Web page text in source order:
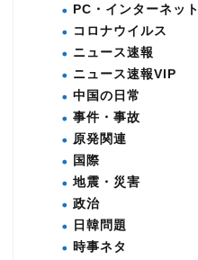
PC・インターネット
コロナウイルス
ニュース速報
ニュース速報VIP
中国の日常
事件・事故
原発関連
国際
地震・災害
政治
日韓問題
時事ネタ